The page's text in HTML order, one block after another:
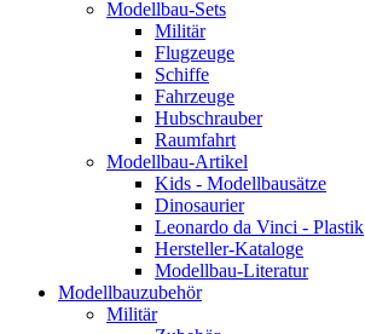
Modellbau-Sets
Militär
Flugzeuge
Schiffe
Fahrzeuge
Hubschrauber
Raumfahrt
Modellbau-Artikel
Kids - Modellbausätze
Dinosaurier
Leonardo da Vinci - Plastik
Hersteller-Kataloge
Modellbau-Literatur
Modellbauzubehör
Militär